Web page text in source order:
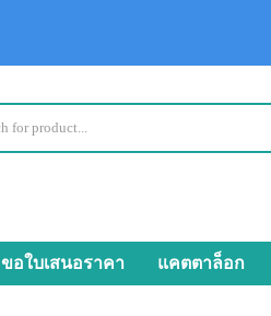
ขอใบเสนอราคา แคตตาล็อก